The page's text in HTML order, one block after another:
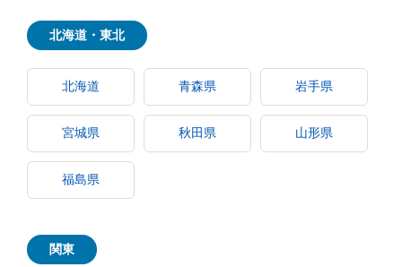
北海道・東北
北海道 青森県 岩手県
宮城県 秋田県 山形県
福島県
関東